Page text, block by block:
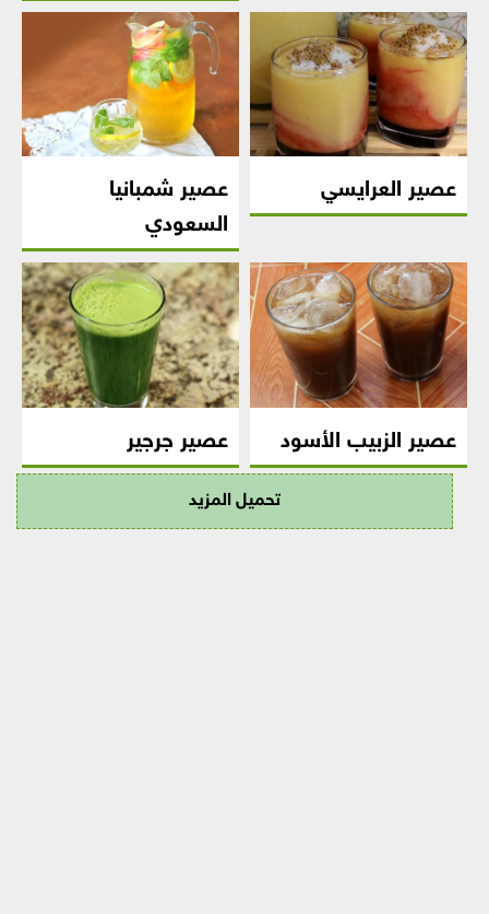
عصير العرايسي
عصير شمبانيا
السعودي
عصير الزبيب الأسود عصير جرجير
تحميل المزيد